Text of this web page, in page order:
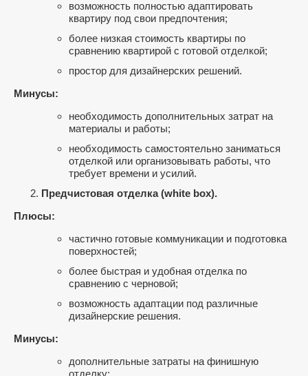
возможность полностью адаптировать
квартиру под свои предпочтения;
более низкая стоимость квартиры по
сравнению квартирой с готовой отделкой;
простор для дизайнерских решений.
Минусы:
необходимость дополнительных затрат на
материалы и работы;
необходимость самостоятельно заниматься
отделкой или организовывать работы, что
требует времени и усилий.
Предчистовая отделка (white box).
Плюсы:
частично готовые коммуникации и подготовка
поверхностей;
более быстрая и удобная отделка по
сравнению с черновой;
возможность адаптации под различные
дизайнерские решения.
Минусы:
дополнительные затраты на финишную